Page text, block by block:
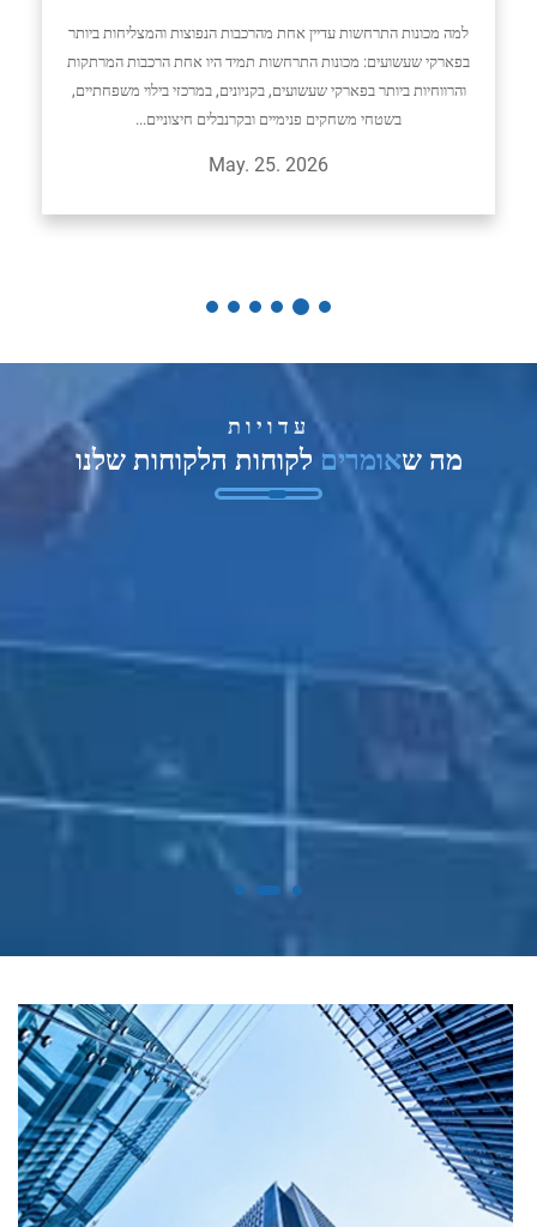
למה מכונות התרחשות עדיין אחת מהרכבות הנפוצות והמצליחות ביותר
בפארקי שעשועים: מכונות התרחשות תמיד היו אחת הרכבות המרתקות
והרווחיות ביותר בפארקי שעשועים, בקניונים, במרכזי בילוי משפחתיים,
בשטחי משחקים פנימיים ובקרנבלים חיצוניים...
May. 25. 2026
עדויות
מה שאומרים לקוחות הלקוחות שלנו